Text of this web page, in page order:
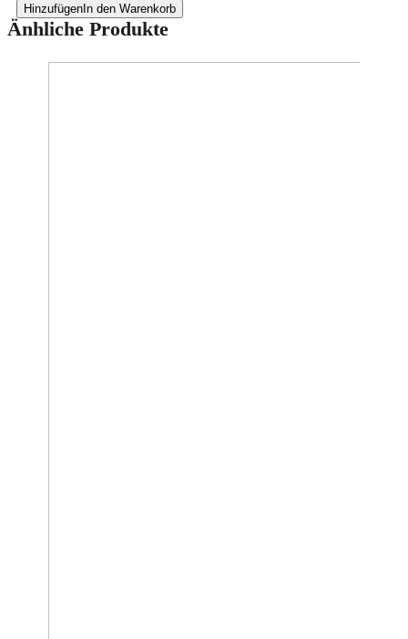
HinzufügenIn den Warenkorb
Änhliche Produkte